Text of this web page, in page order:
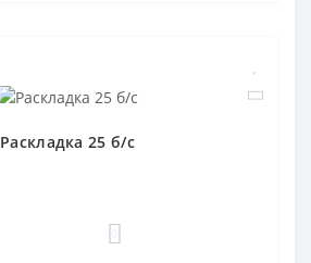
Раскладка 25 б/с